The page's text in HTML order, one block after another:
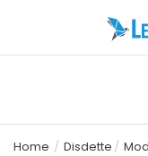
Home Disdette